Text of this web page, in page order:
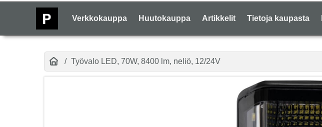
Verkkokauppa Huutokauppa Artikkelit Tietoja kaupasta
Työvalo LED, 70W, 8400 lm, neliö, 12/24V